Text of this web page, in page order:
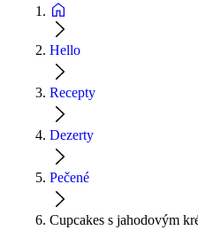
Hello
Recepty
Dezerty
Pečené
Cupcakes s jahodovým